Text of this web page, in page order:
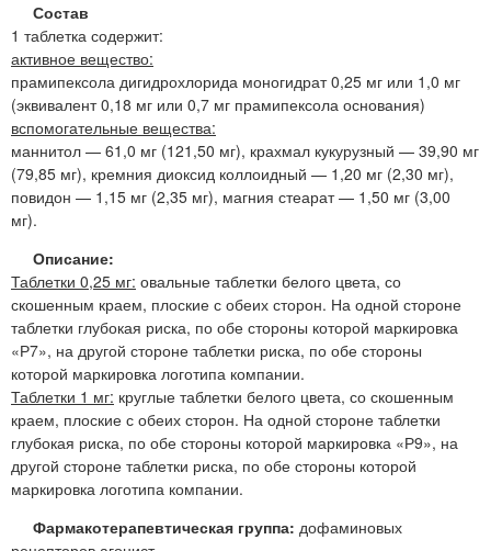
Состав
1 таблетка содержит:
активное вещество:
прамипексола дигидрохлорида моногидрат 0,25 мг или 1,0 мг
(эквивалент 0,18 мг или 0,7 мг прамипексола основания)
вспомогательные вещества:
маннитол — 61,0 мг (121,50 мг), крахмал кукурузный — 39,90 мг
(79,85 мг), кремния диоксид коллоидный — 1,20 мг (2,30 мг),
повидон — 1,15 мг (2,35 мг), магния стеарат — 1,50 мг (3,00
мг).
Описание:
Таблетки 0,25 мг: овальные таблетки белого цвета, со
скошенным краем, плоские с обеих сторон. На одной стороне
таблетки глубокая риска, по обе стороны которой маркировка
«Р7», на другой стороне таблетки риска, по обе стороны
которой маркировка логотипа компании.
Таблетки 1 мг: круглые таблетки белого цвета, со скошенным
краем, плоские с обеих сторон. На одной стороне таблетки
глубокая риска, по обе стороны которой маркировка «Р9», на
другой стороне таблетки риска, по обе стороны которой
маркировка логотипа компании.
Фармакотерапевтическая группа: дофаминовых